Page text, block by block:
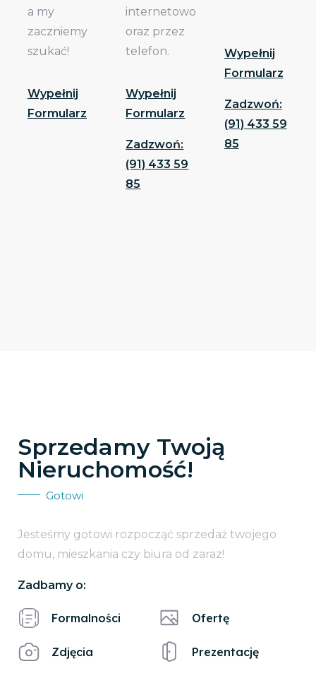
a my
zaczniemy
szukać!
Wypełnij
Formularz
internetowo
oraz przez
telefon.
Wypełnij
Formularz
Zadzwoń:
(91) 433 59
85
Wypełnij
Formularz
Zadzwoń:
(91) 433 59
85
Sprzedamy Twoją
Nieruchomość!
Gotowi
Jesteśmy gotowi rozpocząć sprzedaż twojego
domu, mieszkania czy biura od zaraz!
Zadbamy o:
Formalności
Zdjęcia
Ofertę
Prezentację